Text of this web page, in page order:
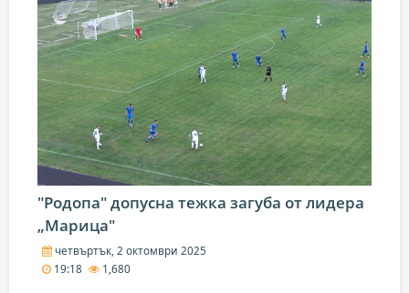
"Родопа" допусна тежка загуба от лидера
„Марица"
четвъртък, 2 октомври 2025
19:18
1,680